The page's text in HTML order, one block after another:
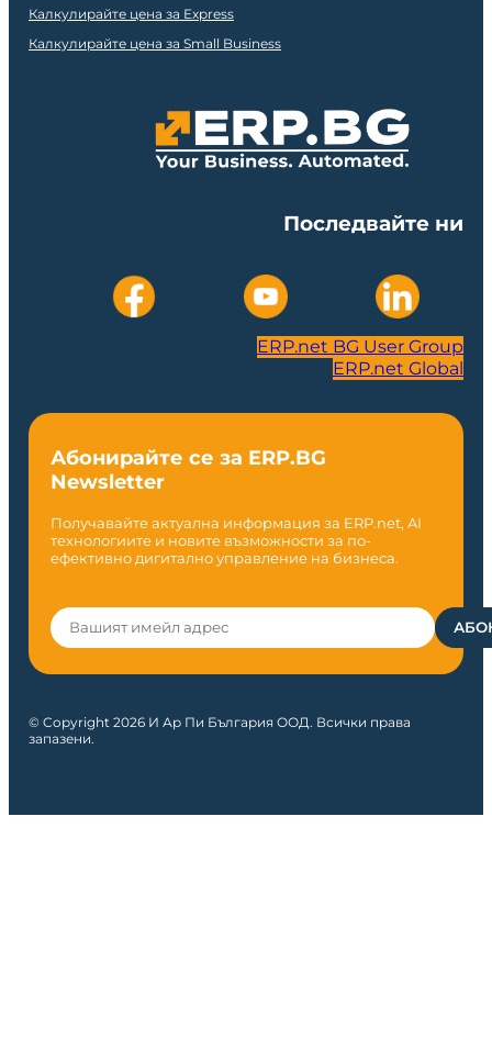
Калкулирайте цена за Express
Калкулирайте цена за Small Business
Последвайте ни
ERP.net BG User Group
ERP.net Global
Абонирайте се за ERP.BG
Newsletter
Получавайте актуална информация за ERP.net, AI
технологиите и новите възможности за по-
ефективно дигитално управление на бизнеса.
© Copyright 2026 И Ар Пи България ООД. Всички права
запазени.